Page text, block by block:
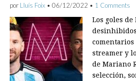
por Lluís Foix • 06/12/2022 • 1 Comments
Los goles de
streamer y
de Mariano
selección,